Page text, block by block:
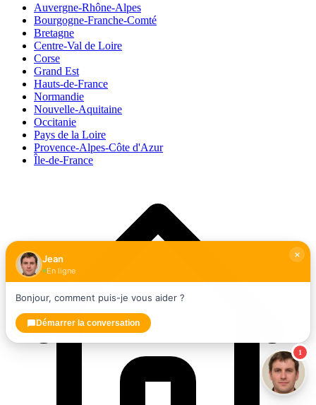
Auvergne-Rhône-Alpes
Bourgogne-Franche-Comté
Bretagne
Centre-Val de Loire
Corse
Grand Est
Hauts-de-France
Normandie
Nouvelle-Aquitaine
Occitanie
Pays de la Loire
Provence-Alpes-Côte d'Azur
Île-de-France
1
Jean
En ligne
Bonjour, comment puis-je vous aider ?
Démarrer la conversation